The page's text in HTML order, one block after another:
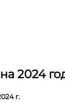
2024
г.